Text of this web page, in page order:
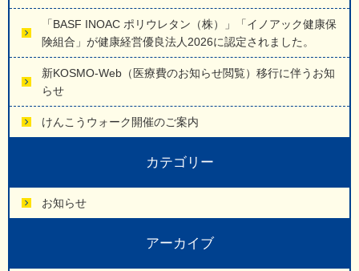
「BASF INOAC ポリウレタン（株）」「イノアック健康保
険組合」が健康経営優良法人2026に認定されました。
新KOSMO-Web（医療費のお知らせ閲覧）移行に伴うお知
らせ
けんこうウォーク開催のご案内
カテゴリー
お知らせ
アーカイブ